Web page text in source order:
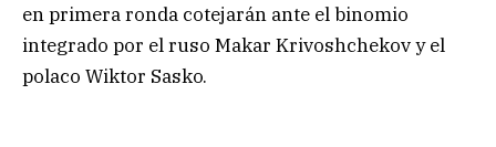
en primera ronda cotejarán ante el binomio
integrado por el ruso Makar Krivoshchekov y el
polaco Wiktor Sasko.